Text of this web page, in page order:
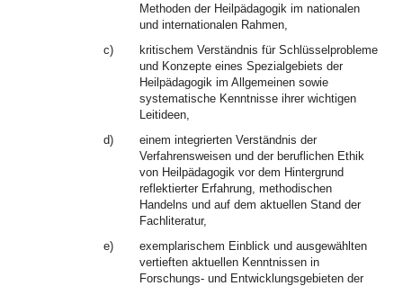
Methoden der Heilpädagogik im nationalen
und internationalen Rahmen,
c)
kritischem Verständnis für Schlüsselprobleme
und Konzepte eines Spezialgebiets der
Heilpädagogik im Allgemeinen sowie
systematische Kenntnisse ihrer wichtigen
Leitideen,
d)
einem integrierten Verständnis der
Verfahrensweisen und der beruflichen Ethik
von Heilpädagogik vor dem Hintergrund
reflektierter Erfahrung, methodischen
Handelns und auf dem aktuellen Stand der
Fachliteratur,
e)
exemplarischem Einblick und ausgewählten
vertieften aktuellen Kenntnissen in
Forschungs- und Entwicklungsgebieten der